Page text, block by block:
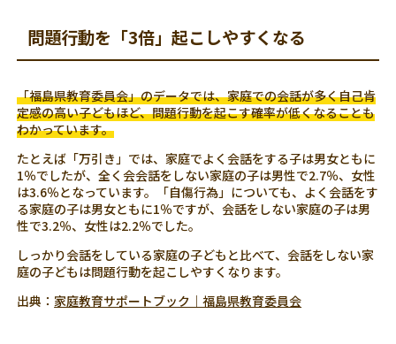
問題行動を「3倍」起こしやすくなる
「福島県教育委員会」のデータでは、家庭での会話が多く自己肯
定感の高い子どもほど、問題行動を起こす確率が低くなることも
わかっています。
たとえば「万引き」では、家庭でよく会話をする子は男女ともに
1％でしたが、全く会会話をしない家庭の子は男性で2.7％、女性
は3.6％となっています。「自傷行為」についても、よく会話をす
る家庭の子は男女ともに1％ですが、会話をしない家庭の子は男
性で3.2％、女性は2.2％でした。
しっかり会話をしている家庭の子どもと比べて、会話をしない家
庭の子どもは問題行動を起こしやすくなります。
出典： 家庭教育サポートブック｜福島県教育委員会